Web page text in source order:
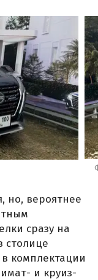
но, вероятнее
сразу на
столице
комплектации
и круиз-